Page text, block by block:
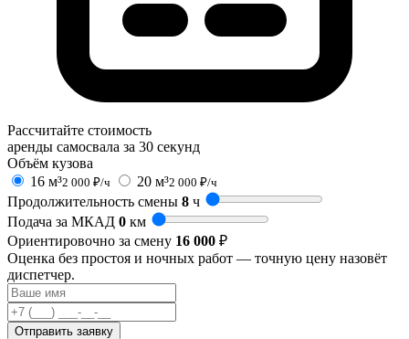
Рассчитайте стоимость
аренды самосвала за 30 секунд
Объём кузова
16 м³2 000 ₽/ч 20 м³2 000 ₽/ч
Продолжительность смены 8 ч
Подача за МКАД 0 км
Ориентировочно за смену 16 000 ₽
Оценка без простоя и ночных работ — точную цену назовёт
диспетчер.
Отправить заявку